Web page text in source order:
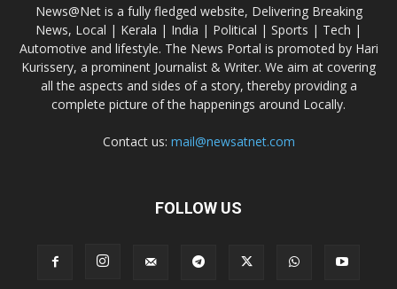
News@Net is a fully fledged website, Delivering Breaking
News, Local | Kerala | India | Political | Sports | Tech |
Automotive and lifestyle. The News Portal is promoted by Hari
Kurissery, a prominent Journalist & Writer. We aim at covering
all the aspects and sides of a story, thereby providing a
complete picture of the happenings around Locally.
Contact us: mail@newsatnet.com
FOLLOW US